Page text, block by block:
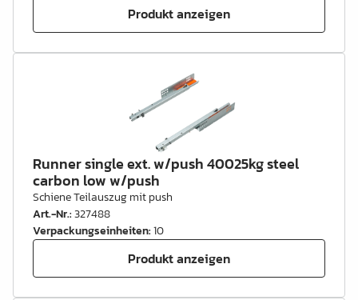
Produkt anzeigen
Runner single ext. w/push 40025kg steel
carbon low w/push
Schiene Teilauszug mit push
Art.-Nr.:327488
Verpackungseinheiten:10
Produkt anzeigen